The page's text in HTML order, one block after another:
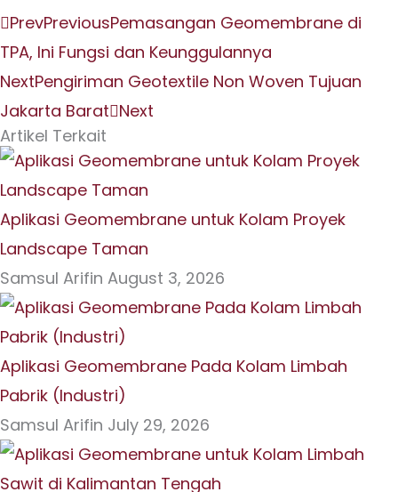
PrevPreviousPemasangan Geomembrane di
TPA, Ini Fungsi dan Keunggulannya
NextPengiriman Geotextile Non Woven Tujuan
Jakarta Barat Next
Artikel Terkait
Aplikasi Geomembrane untuk Kolam Proyek
Landscape Taman
Samsul Arifin August 3, 2026
Aplikasi Geomembrane Pada Kolam Limbah
Pabrik (Industri)
Samsul Arifin July 29, 2026